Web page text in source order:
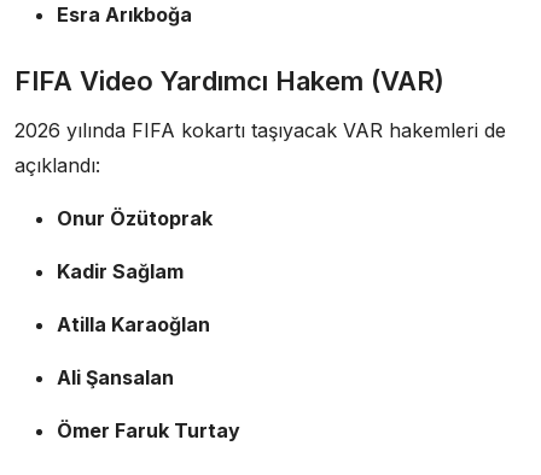
Esra Arıkboğa
FIFA Video Yardımcı Hakem (VAR)
2026 yılında FIFA kokartı taşıyacak VAR hakemleri de
açıklandı:
Onur Özütoprak
Kadir Sağlam
Atilla Karaoğlan
Ali Şansalan
Ömer Faruk Turtay